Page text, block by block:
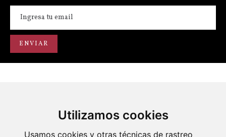
Utilizamos cookies
Usamos cookies y otras técnicas de rastreo